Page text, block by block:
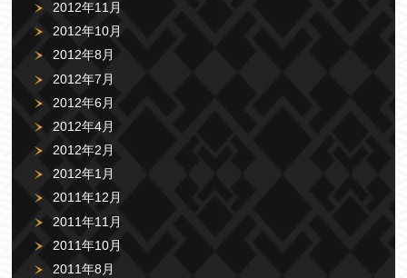
2012年11月
2012年10月
2012年8月
2012年7月
2012年6月
2012年4月
2012年2月
2012年1月
2011年12月
2011年11月
2011年10月
2011年8月